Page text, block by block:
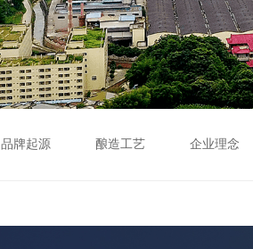
品牌起源 酿造工艺 企业理念